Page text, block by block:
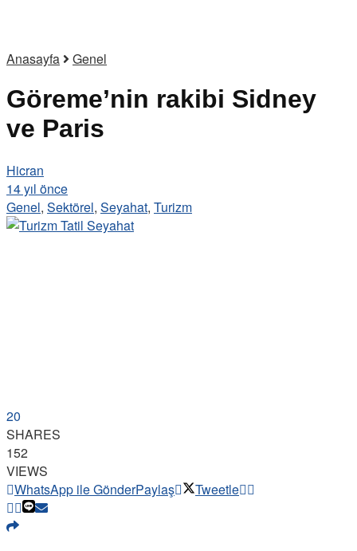
Anasayfa Genel
Göreme’nin rakibi Sidney
ve Paris
Hicran
14 yıl önce
Genel, Sektörel, Seyahat, Turizm
20
SHARES
152
VIEWS
WhatsApp ile GönderPaylaş Tweetle